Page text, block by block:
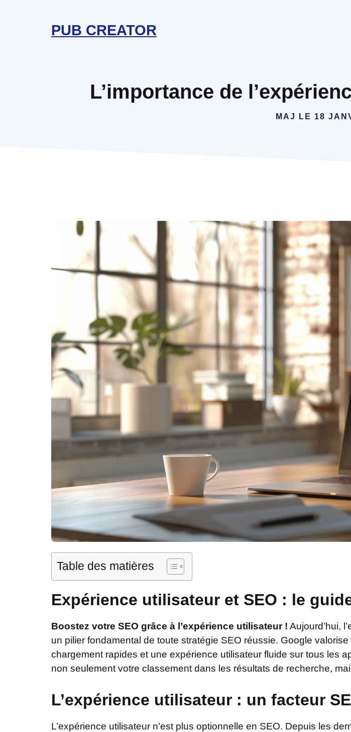
PUB CREATOR
L’importance de
MAJ LE 18
Table des matières
Expérience utilisateur et SEO : le
Boostez votre SEO grâce à l’expérience utilisateur ! Aujourd’hui,
un pilier fondamental de toute stratégie SEO réussie. Google
chargement rapides et une expérience utilisateur fluide sur tous les
non seulement votre classement dans les résultats de recherche,
L’expérience utilisateur : un facteur
L’expérience utilisateur n’est plus optionnelle en SEO. Depuis les